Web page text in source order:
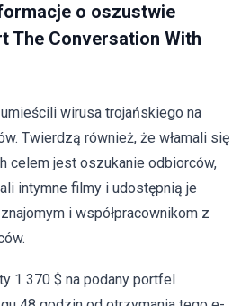
o oszustwie
The Conversation With
wirusa trojańskiego na
Twierdzą również, że włamali się
celem jest oszukanie odbiorców,
intymne filmy i udostępnią je
i współpracownikom z
1 370 $ na podany portfel